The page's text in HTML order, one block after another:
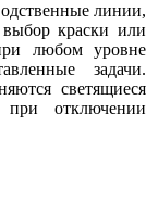
линии,
краски или
любом уровне
задачи.
светящиеся
отключении